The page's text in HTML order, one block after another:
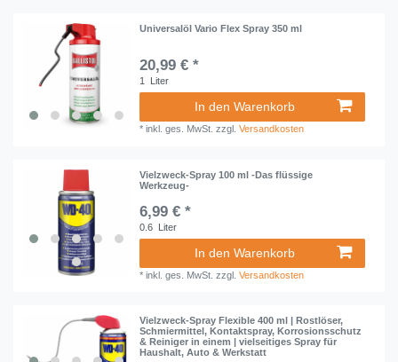
Universalöl Vario Flex Spray 350 ml
20,99 € *
1 Liter
In den Warenkorb
*inkl. ges. MwSt. zzgl.Versandkosten
Vielzweck-Spray 100 ml -Das flüssige
Werkzeug-
6,99 € *
0.6 Liter
In den Warenkorb
*inkl. ges. MwSt. zzgl.Versandkosten
Vielzweck-Spray Flexible 400 ml | Rostlöser,
Schmiermittel, Kontaktspray, Korrosionsschutz
& Reiniger in einem | vielseitiges Spray für
Haushalt, Auto & Werkstatt